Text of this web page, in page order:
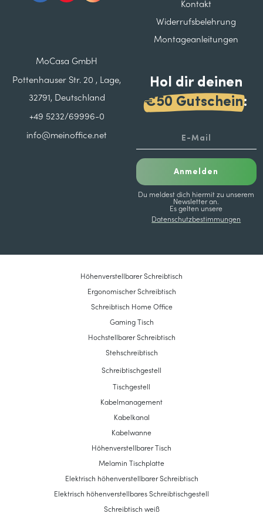
Kontakt
Widerrufsbelehrung
Montageanleitungen
MoCasa GmbH
Pottenhauser Str. 20 , Lage,
32791, Deutschland
+49 5232/69996-0
info@meinoffice.net
Hol dir deinen
€50 Gutschein:
Anmelden
Du meldest dich hiermit zu unserem
Newsletter an.
Es gelten unsere
Datenschutzbestimmungen
Höhenverstellbarer Schreibtisch
Ergonomischer Schreibtisch
Schreibtisch Home Office
Gaming Tisch
Hochstellbarer Schreibtisch
Stehschreibtisch
Schreibtischgestell
Tischgestell
Kabelmanagement
Kabelkanal
Kabelwanne
Höhenverstellbarer Tisch
Melamin Tischplatte
Elektrisch höhenverstellbarer Schreibtisch
Elektrisch höhenverstellbares Schreibtischgestell
Schreibtisch weiß